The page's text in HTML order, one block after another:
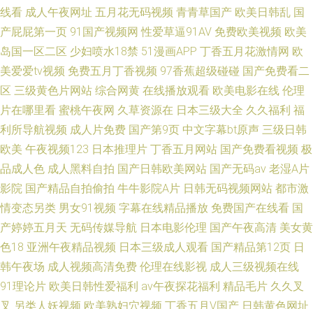
线看 成人午夜网址 五月花无码视频 青青草国产 欧美日韩乱 国
产屁屁第一页 91国产视频网 性爱草逼91AV 免费欧美视频 欧美
岛国一区二区 少妇喷水18禁 51漫画APP 丁香五月花激情网 欧
美爱爱tv视频 免费五月丁香视频 97香蕉超级碰碰 国产免费看二
区 三级黄色片网站 综合网黄 在线播放观看 欧美电影在线 伦理
片在哪里看 蜜桃午夜网 久草资源在 日本三级大全 久久福利 福
利所导航视频 成人片免费 国产第9页 中文字幕bt原声 三级日韩
欧美 午夜视频123 日本推理片 丁香五月网站 国产免费看视频 极
品成人色 成人黑料自拍 国产日韩欧美网站 国产无码av 老湿A片
影院 国产精品自拍偷拍 牛牛影院A片 日韩无码视频网站 都市激
情变态另类 男女91视频 字幕在线精品播放 免费国产在线看 国
产婷婷五月天 无码传媒导航 日本电影伦理 国产午夜高清 美女黄
色18 亚洲午夜精品视频 日本三级成人观看 国产精品第12页 日
韩午夜场 成人视频高清免费 伦理在线影视 成人三级视频在线
91理论片 欧美日韩性爱福利 av午夜探花福利 精品毛片 久久叉
叉 另类人妖视频 欧美熟妇穴视频 丁香五月V国产 日韩黄色网址